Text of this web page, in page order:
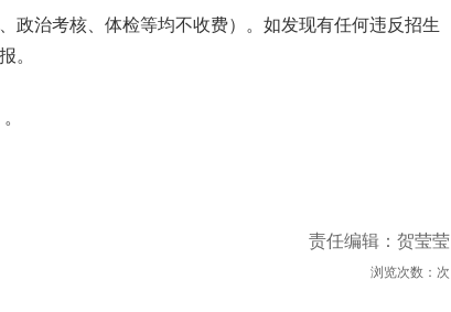
治考核、体检等均不收费）。如发现有任何违反招生
。
责任编辑：贺莹莹
浏览次数： 次